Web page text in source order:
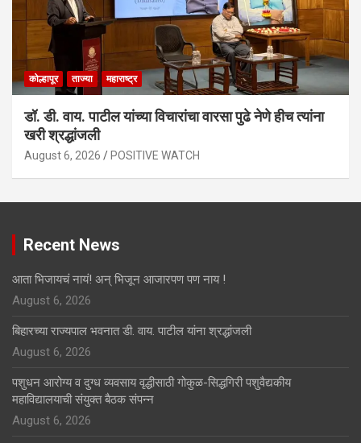
कोल्हापूर ताज्या महाराष्ट्र
डॉ. डी. वाय. पाटील यांच्या विचारांचा वारसा पुढे नेणे हीच त्यांना
खरी श्रद्धांजली
August 6, 2026 POSITIVE WATCH
Recent News
आता भिजायचं नायं! अन् भिजून आजारपण पण नाय !
August 6, 2026
बिहारच्या राज्यपाल भवनात डी. वाय. पाटील यांना श्रद्धांजली
August 6, 2026
पशुधन आरोग्य व दुग्ध व्यवसाय वृद्धीसाठी गोकुळ-सिद्धगिरी पशुवैद्यकीय
महाविद्यालयाची संयुक्त बैठक संपन्न
August 6, 2026